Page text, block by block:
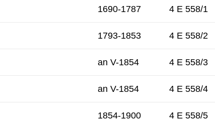
1690-1787 4 E 558/1
1793-1853 4 E 558/2
an V-1854 4 E 558/3
an V-1854 4 E 558/4
1854-1900 4 E 558/5